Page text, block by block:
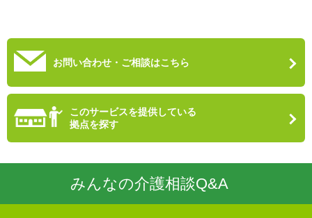
お問い合わせ・ご相談はこちら
このサービスを提供している
拠点を探す
みんなの介護相談Q&A